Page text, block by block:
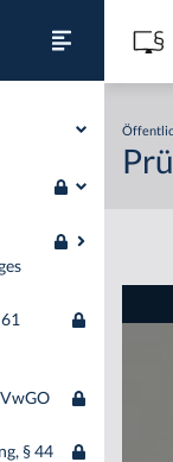
§ 44